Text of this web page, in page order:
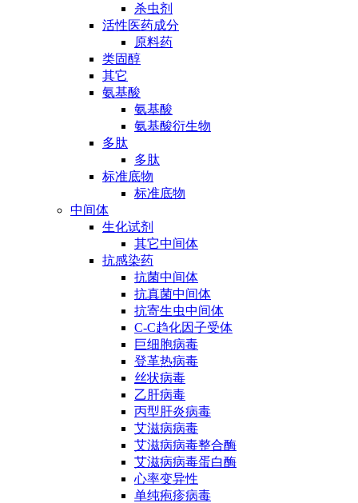
杀虫剂
活性医药成分
原料药
类固醇
其它
氨基酸
氨基酸
氨基酸衍生物
多肽
多肽
标准底物
标准底物
中间体
生化试剂
其它中间体
抗感染药
抗菌中间体
抗真菌中间体
抗寄生虫中间体
C-C趋化因子受体
巨细胞病毒
登革热病毒
丝状病毒
乙肝病毒
丙型肝炎病毒
艾滋病病毒
艾滋病病毒整合酶
艾滋病病毒蛋白酶
心率变异性
单纯疱疹病毒